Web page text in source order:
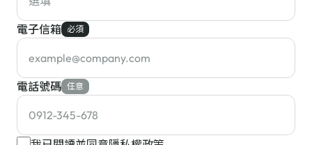
電子信箱 必須
電話號碼 任意